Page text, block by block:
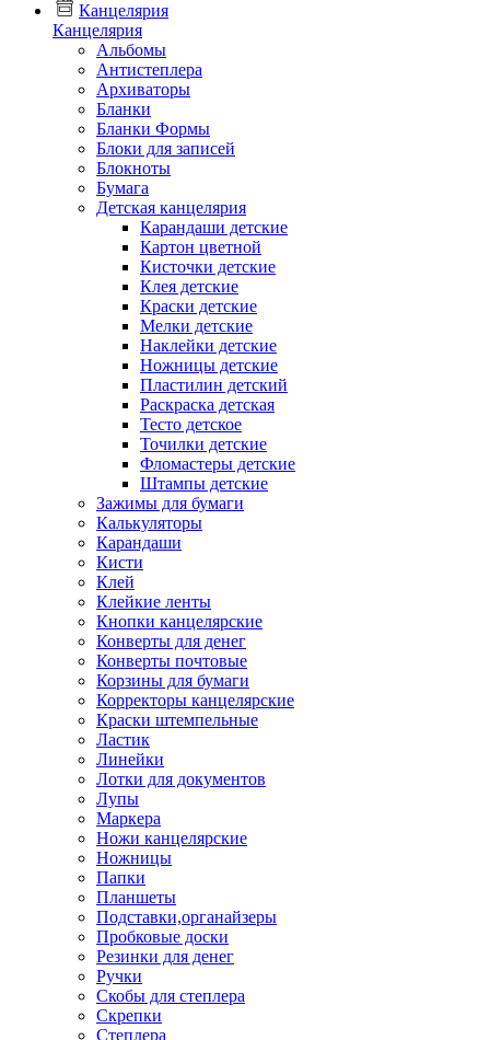
Канцелярия
Канцелярия
Альбомы
Антистеплера
Архиваторы
Бланки
Бланки Формы
Блоки для записей
Блокноты
Бумага
Детская канцелярия
Карандаши детские
Картон цветной
Кисточки детские
Клея детские
Краски детские
Мелки детские
Наклейки детские
Ножницы детские
Пластилин детский
Раскраска детская
Тесто детское
Точилки детские
Фломастеры детские
Штампы детские
Зажимы для бумаги
Калькуляторы
Карандаши
Кисти
Клей
Клейкие ленты
Кнопки канцелярские
Конверты для денег
Конверты почтовые
Корзины для бумаги
Корректоры канцелярские
Краски штемпельные
Ластик
Линейки
Лотки для документов
Лупы
Маркера
Ножи канцелярские
Ножницы
Папки
Планшеты
Подставки,органайзеры
Пробковые доски
Резинки для денег
Ручки
Скобы для степлера
Скрепки
Степлера